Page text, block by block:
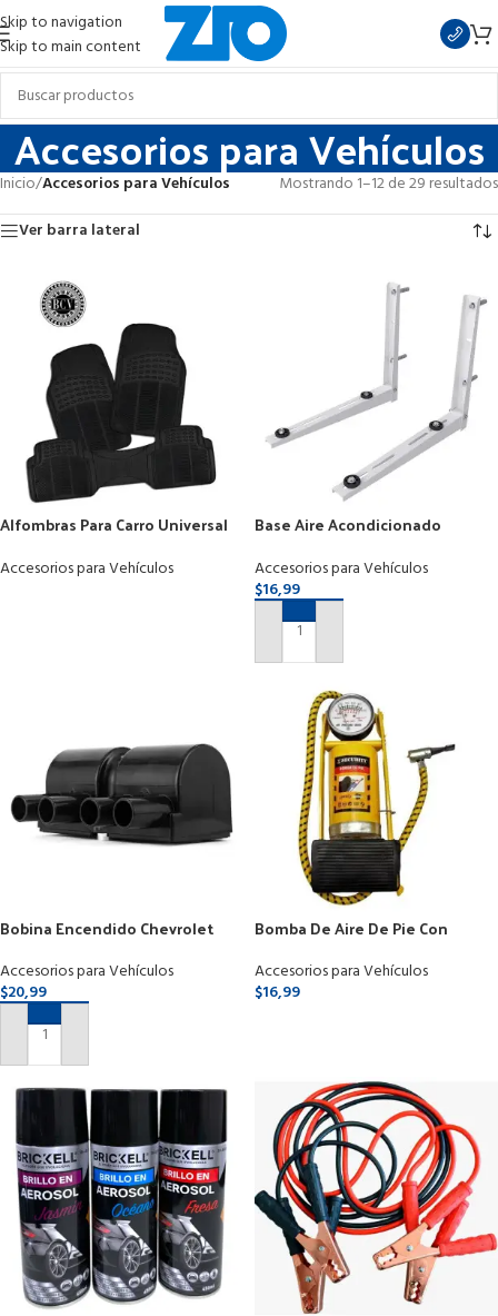
Skip to navigation
Skip to main content
Accesorios para Vehículos
Inicio/Accesorios para Vehículos
Mostrando 1–12 de 29 resultados
Ver barra lateral
Alfombras Para Carro Universal
Accesorios para Vehículos
Base Aire Acondicionado
36000 Btu
Accesorios para Vehículos
$16,99
AÑADIR AL CARRITO
Bobina Encendido Chevrolet
Accesorios para Vehículos
$20,99
AÑADIR AL CARRITO
Bomba De Aire De Pie Con
Accesorios para Vehículos
$16,99